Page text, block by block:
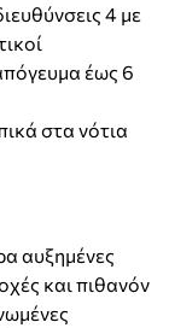
4 με
έως 6
στα νότια
αυξημένες
και πιθανόν